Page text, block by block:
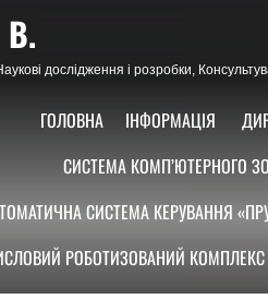
дослідження і розробки,
ГОЛОВНА ІНФОРМАЦІЯ
СИСТЕМА КОМП’ЮТЕРНОГО
СИСТЕМА КЕРУВАННЯ
РОБОТИЗОВАНИЙ